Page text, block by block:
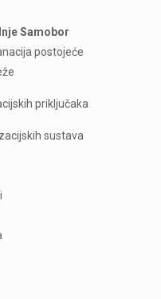
Samobor
postojeće
priključaka
sustava